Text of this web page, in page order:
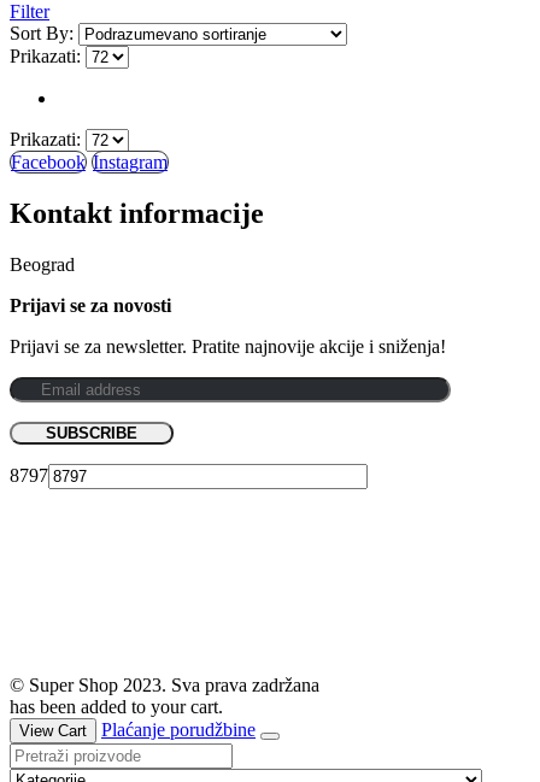
Filter
Sort By:
Prikazati:
Prikazati:
Facebook Instagram
Kontakt informacije
Beograd
Prijavi se za novosti
Prijavi se za newsletter. Pratite najnovije akcije i sniženja!
8797
© Super Shop 2023. Sva prava zadržana
has been added to your cart.
View Cart Plaćanje porudžbine